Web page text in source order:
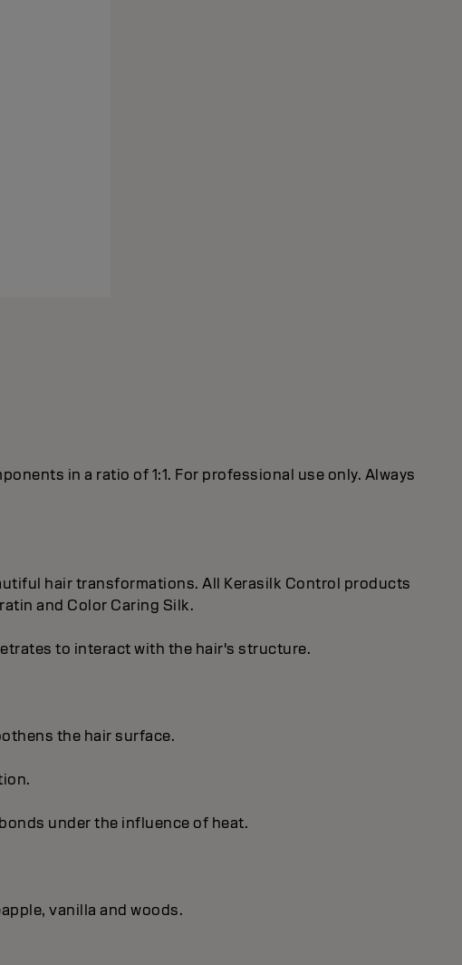
in a ratio of 1:1. For professional use only. Always
hair transformations. All Kerasilk Control products
and Color Caring Silk.
to interact with the hair's structure.
the hair surface.
under the influence of heat.
vanilla and woods.